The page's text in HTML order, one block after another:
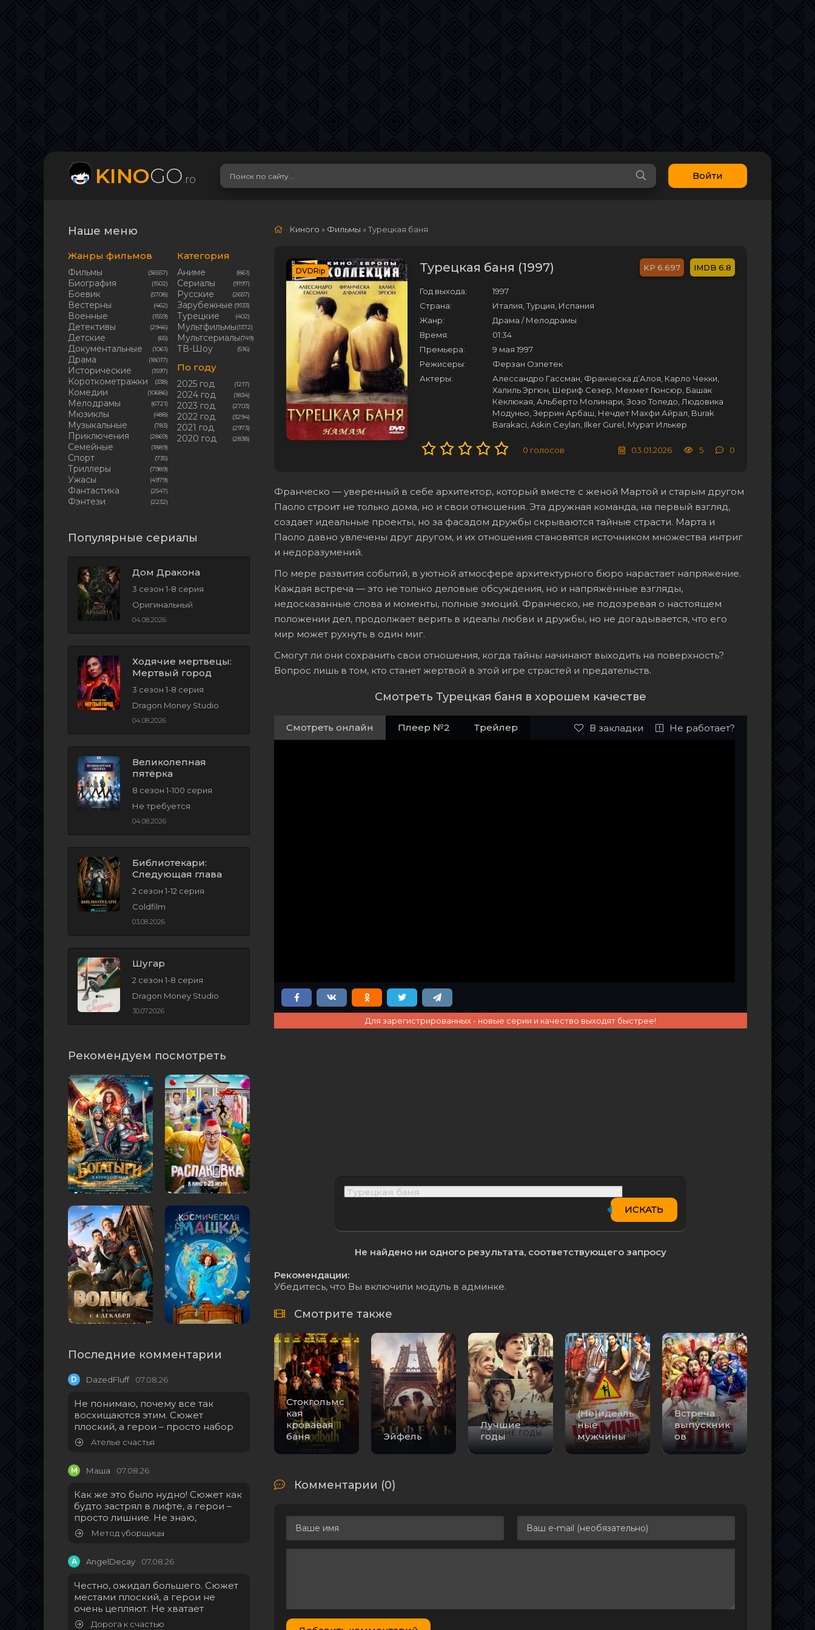
KINOGO.ro Войти
Наше меню
Жанры фильмов
Фильмы (36557)
Биография (1502)
Боевик (5708)
Вестерны (462)
Военные (1559)
Детективы (2946)
Детские (65)
Документальные (1061)
Драма (18017)
Исторические (1597)
Короткометражки (338)
Комедии (10686)
Мелодрамы (6721)
Мюзиклы (488)
Музыкальные (783)
Приключения (2869)
Семейные (1889)
Cпорт (735)
Триллеры (7989)
Ужасы (4979)
Фантастика (2547)
Фэнтези (2232)
Категория
Аниме (861)
Сериалы (9197)
Русские (2657)
Зарубежные (9133)
Турецкие (402)
Мультфильмы(1372)
Мультсериалы(749)
ТВ-Шоу (516)
По году
2025 год (1217)
2024 год (1834)
2023 год (2703)
2022 год (3294)
2021 год (2973)
2020 год (2838)
Популярные сериалы
Дом Дракона
3 сезон 1-8 серия
Оригинальный
04.08.2026
Ходячие мертвецы:
Мертвый город
3 сезон 1-8 серия
Dragon Money Studio
04.08.2026
Великолепная
пятёрка
8 сезон 1-100 серия
Не требуется
04.08.2026
Библиотекари:
Следующая глава
2 сезон 1-12 серия
Coldfilm
03.08.2026
Шугар
2 сезон 1-8 серия
Dragon Money Studio
30.07.2026
Рекомендуем посмотреть
Последние комментарии
D DazedFluff 07.08.26
Не понимаю, почему все так
восхищаются этим. Сюжет
плоский, а герои – просто набор
Ателье счастья
М Маша 07.08.26
Как же это было нудно! Сюжет как
будто застрял в лифте, а герои –
просто лишние. Не знаю,
Метод уборщицы
A AngelDecay 07.08.26
Честно, ожидал большего. Сюжет
местами плоский, а герои не
очень цепляют. Не хватает
Дорога к счастью
Киного » Фильмы » Турецкая баня
DVDRip Турецкая баня (1997) 6.697 6.8
Год выхода:
1997
Страна:
Италия, Турция, Испания
Жанр:
Драма / Мелодрамы
Время:
01:34
Премьера:
9 мая 1997
Режисеры:
Ферзан Озпетек
Актеры:
Алессандро Гассман, Франческа д’Алоя, Карло Чекки,
Халиль Эргюн, Шериф Сезер, Мехмет Гюнсюр, Башак
Кёклюкая, Альберто Молинари, Зозо Толедо, Людовика
Модуньо, Зеррин Арбаш, Нечдет Махфи Айрал, Burak
Barakaci, Askin Ceylan, Ilker Gurel, Мурат Илькер
0 голосов 03.01.2026 5 0
Франческо — уверенный в себе архитектор, который вместе с женой Мартой и старым другом
Паоло строит не только дома, но и свои отношения. Эта дружная команда, на первый взгляд,
создает идеальные проекты, но за фасадом дружбы скрываются тайные страсти. Марта и
Паоло давно увлечены друг другом, и их отношения становятся источником множества интриг
и недоразумений.
По мере развития событий, в уютной атмосфере архитектурного бюро нарастает напряжение.
Каждая встреча — это не только деловые обсуждения, но и напряжённые взгляды,
недосказанные слова и моменты, полные эмоций. Франческо, не подозревая о настоящем
положении дел, продолжает верить в идеалы любви и дружбы, но не догадывается, что его
мир может рухнуть в один миг.
Смогут ли они сохранить свои отношения, когда тайны начинают выходить на поверхность?
Вопрос лишь в том, кто станет жертвой в этой игре страстей и предательств.
Смотреть Турецкая баня в хорошем качестве
Смотреть онлайн Плеер №2 Трейлер В закладки Не работает?
Для зарегистрированных - новые серии и качество выходят быстрее!
ИСКАТЬ
Не найдено ни одного результата, соответствующего запросу
Рекомендации:
Убедитесь, что Вы включили модуль в админке.
Смотрите также
Стокгольмс
кая
кровавая
баня
Эйфель
Лучшие
годы
(Не)идеаль
ные
мужчины
Встреча
выпускник
ов
Комментарии (0)